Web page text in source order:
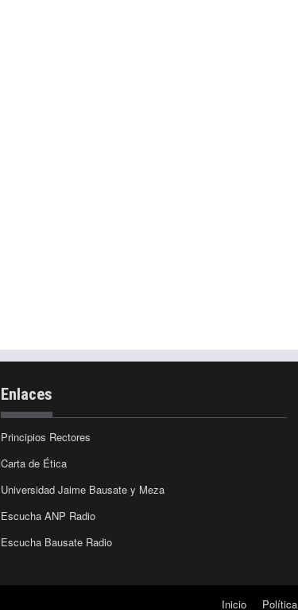
Enlaces
Principios Rectores
Carta de Ética
Universidad Jaime Bausate y Meza
Escucha ANP Radio
Escucha Bausate Radio
Inicio Política